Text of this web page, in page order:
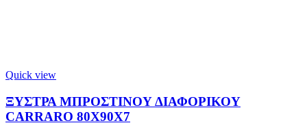
Quick view
ΞΥΣΤΡΑ ΜΠΡΟΣΤΙΝΟΥ ΔΙΑΦΟΡΙΚΟΥ
CARRARO 80X90X7